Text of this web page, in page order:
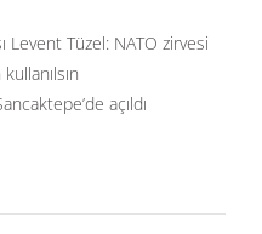
Levent Tüzel: NATO zirvesi
açıldı